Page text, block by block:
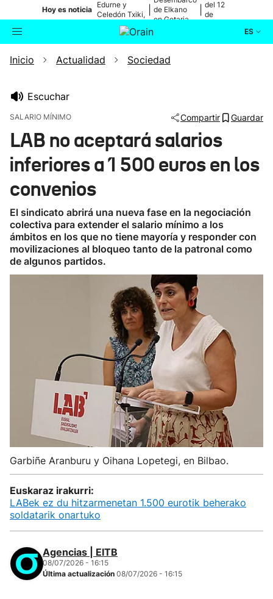
Hoy es noticia
Edurne y
Celedón Txiki,
en directo
de Elkano
en Getaria
del 12
de
ES
Buscador Actualidad
Ikusmiran
Inicio Actualidad Sociedad
Escuchar
SALARIO MÍNIMO Compartir Guardar
LAB no aceptará salarios
inferiores a 1 500 euros en los
convenios
El sindicato abrirá una nueva fase en la negociación
colectiva para extender el salario mínimo a los
ámbitos en los que no tiene mayoría y responder con
movilizaciones al bloqueo tanto de la patronal como
de algunos partidos.
Garbiñe Aranburu y Oihana Lopetegi, en Bilbao.
Euskaraz irakurri:
LABek ez du hitzarmenetan 1.500 eurotik beherako
soldatarik onartuko
Agencias | EITB
08/07/2026 - 16:15
Última actualización 08/07/2026 - 16:15